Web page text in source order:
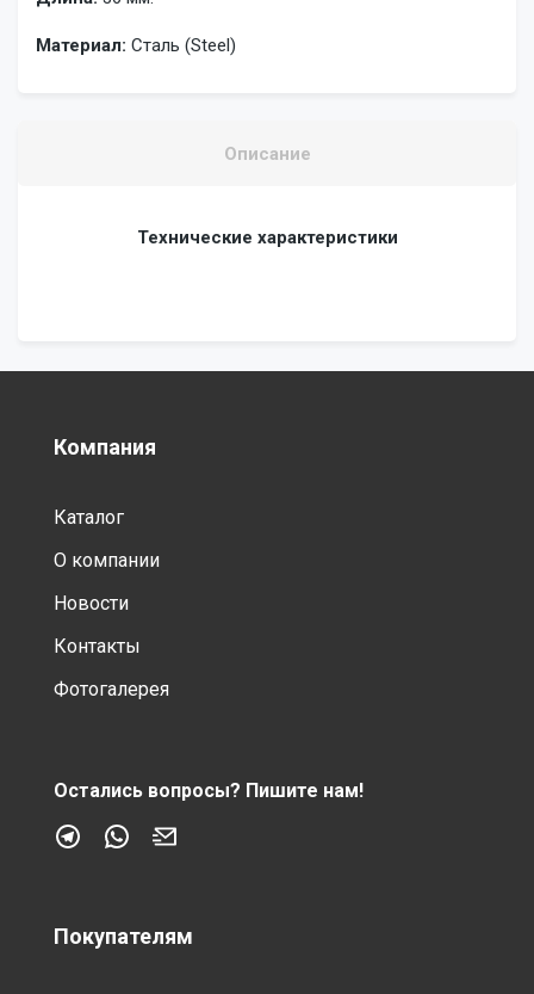
Материал: Сталь (Steel)
Описание
Технические характеристики
Компания
Каталог
О компании
Новости
Контакты
Фотогалерея
Остались вопросы? Пишите нам!
Покупателям